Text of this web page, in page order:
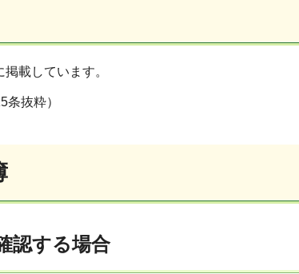
載しています。
条抜粋）
認する場合